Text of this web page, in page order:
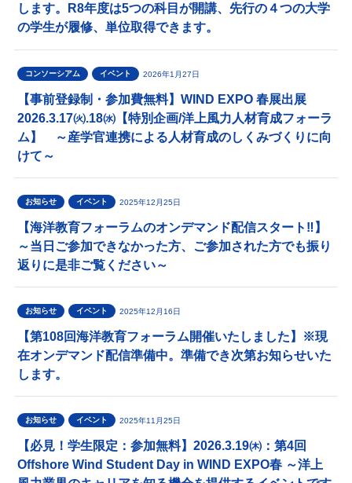
します。R8年度は5つの科目が開講、先行の４つの大学
の学生が履修、単位取得できます。
コンソーシアム イベント 2026年1月27日
【事前登録制・参加費無料】WIND EXPO 春展出展
2026.3.17㈫.18㈬【特別企画/洋上風力人材育成フォーラ
ム】 ～産学官連携による人材育成のしくみづくりに向
けて～
お知らせ イベント 2025年12月25日
【海洋教育フォーラムのオンデマンド配信スタート‼】
～当日ご参加できなかった方、ご参加された方でも振り
返りに是非ご覧ください～
お知らせ イベント 2025年12月16日
【第108回海洋教育フォーラム開催いたしました】※現
在オンデマンド配信準備中。準備でき次第お知らせいた
します。
お知らせ イベント 2025年11月25日
【必見！学生限定：参加無料】2026.3.19㈭：第4回
Offshore Wind Student Day in WIND EXPO春 ～洋上